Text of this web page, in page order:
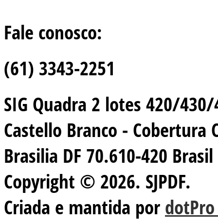
Fale conosco:
(61) 3343-2251
SIG Quadra 2 lotes 420/
Castello Branco - Cobertura
Brasilia DF 70.610-420 Brasil
Copyright © 2026. SJPDF.
Criada e mantida por